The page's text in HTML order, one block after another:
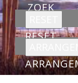
ZOEK
RESET